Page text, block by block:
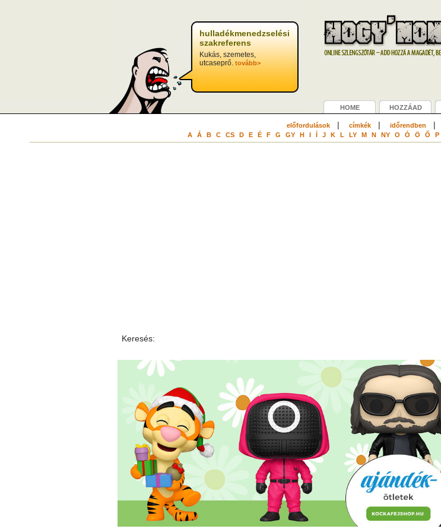
hulladékmenedzselési
szakreferens
Kukás, szemetes,
utcaseprő. tovább>
HOME HOZZÁAD
előfordulások| címkék| időrendben |
A
Á B C CS D E É F G GY H I Í J K L LY M N NY O Ó Ö Ő P
Keresés: